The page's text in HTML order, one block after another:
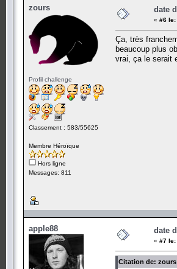
zours
Profil challenge
Classement : 583/55625
Membre Héroïque
Hors ligne
Messages: 811
date
« #6 le:
Ça, très
beaucoup plus
vrai, ça le serait
apple88 date
« #7 le:
Citation de: zours